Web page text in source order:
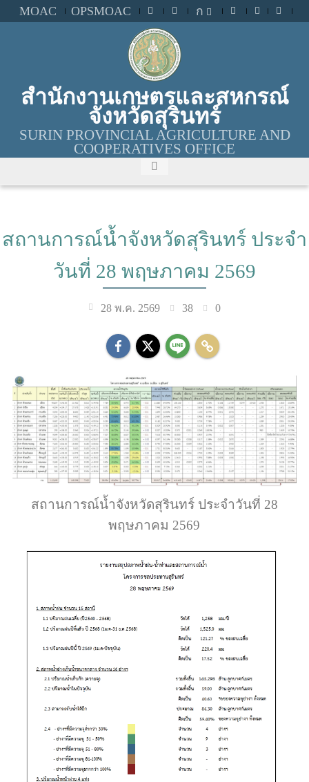
MOAC OPSMOAC ก
สำนักงานเกษตรและสหกรณ์
จังหวัดสุรินทร์
SURIN PROVINCIAL AGRICULTURE AND
COOPERATIVES OFFICE
สถานการณ์น้ำจังหวัดสุรินทร์ ประจำ
วันที่ 28 พฤษภาคม 2569
28 พ.ค. 2569 38 0
สถานการณ์น้ำจังหวัดสุรินทร์ ประจำวันที่ 28
พฤษภาคม 2569